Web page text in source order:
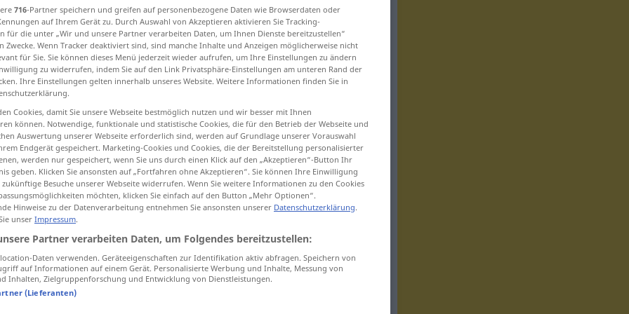
pulmonary
pulmonarycirculation
716-Partner speichern und greifen auf personenbezogene Daten wie Browserdaten oder
auf Ihrem Gerät zu. Durch Auswahl von Akzeptieren aktivieren Sie Tracking-
für die unter „Wir und unsere Partner verarbeiten Daten, um Ihnen Dienste bereitzustellen“
Zwecke. Wenn Tracker deaktiviert sind, sind manche Inhalte und Anzeigen möglicherweise nicht
für Sie. Sie können dieses Menü jederzeit wieder aufrufen, um Ihre Einstellungen zu ändern
zu widerrufen, indem Sie auf den Link Privatsphäre-Einstellungen am unteren Rand der
Ihre Einstellungen gelten innerhalb unseres Website. Weitere Informationen finden Sie in
Cookies, damit Sie unsere Webseite bestmöglich nutzen und wir besser mit Ihnen
können. Notwendige, funktionale und statistische Cookies, die für den Betrieb der Webseite und
Auswertung unserer Webseite erforderlich sind, werden auf Grundlage unserer Vorauswahl
Endgerät gespeichert. Marketing-Cookies und Cookies, die der Bereitstellung personalisierter
werden nur gespeichert, wenn Sie uns durch einen Klick auf den „Akzeptieren“-Button Ihr
geben. Klicken Sie ansonsten auf „Fortfahren ohne Akzeptieren“. Sie können Ihre Einwilligung
Besuche unserer Webseite widerrufen. Wenn Sie weitere Informationen zu den Cookies
möchten, klicken Sie einfach auf den Button „Mehr Optionen“.
Hinweise zu der Datenverarbeitung entnehmen Sie ansonsten unserer Datenschutzerklärung.
unser Impressum.
Partner verarbeiten Daten, um Folgendes bereitzustellen:
Daten verwenden. Geräteeigenschaften zur Identifikation aktiv abfragen. Speichern von
auf Informationen auf einem Gerät. Personalisierte Werbung und Inhalte, Messung von
Inhalten, Zielgruppenforschung und Entwicklung von Dienstleistungen.
(Lieferanten)